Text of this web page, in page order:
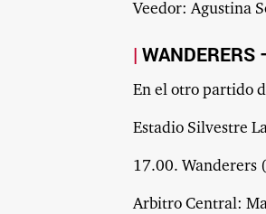
Veedor: Agustina
WANDERERS
En el otro partido
Estadio Silvestre
17.00. Wanderers
Arbitro Central: